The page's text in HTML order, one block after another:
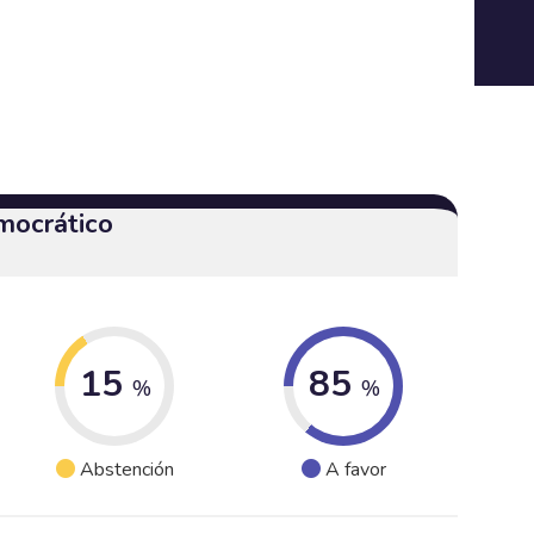
15 %
Abstención
85 %
A favor